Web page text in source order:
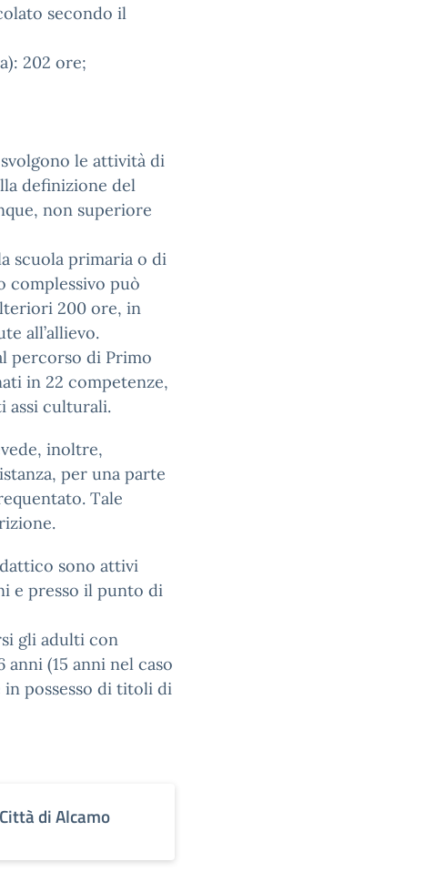
secondo il
202 ore;
le attività di
definizione del
non superiore
scuola primaria o di
complessivo può
200 ore, in
all’allievo.
percorso di Primo
in 22 competenze,
assi culturali.
inoltre,
per una parte
Tale
sono attivi
e presso il punto di
gli adulti con
(15 anni nel caso
possesso di titoli di
Città di Alcamo